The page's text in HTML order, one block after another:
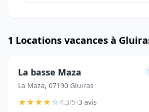
1 Locations vacances à
La basse Maza
La Maza, 07190 Gluiras
★★★★☆4.3/5•3 avis